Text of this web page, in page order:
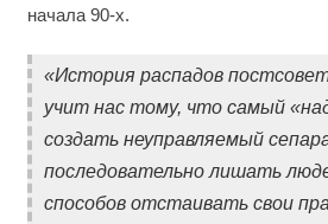
начала 90-х.
«История распадов
учит нас тому, что самый
создать неуправляемый
последовательно лишать
способов отстаивать свои